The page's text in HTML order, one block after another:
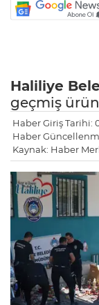
Haliliye
geçmiş
Haber Giriş Tarihi:
Haber
Kaynak: Haber